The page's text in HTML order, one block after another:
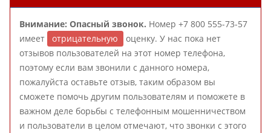
Внимание: Опасный звонок. Номер +7 800 555-73-57
имеет
отрицательную
оценку. У нас пока нет
отзывов пользователей на этот номер телефона,
поэтому если вам звонили с данного номера,
пожалуйста оставьте отзыв, таким образом вы
сможете помочь другим пользователям и поможете в
важном деле борьбы с телефонным мошенничеством
и пользователи в целом отмечают, что звонки с этого